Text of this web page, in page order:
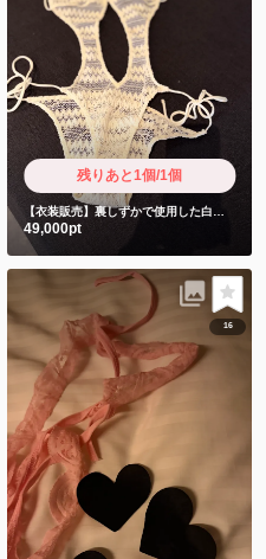
残りあと1個/1個
49,000pt
16